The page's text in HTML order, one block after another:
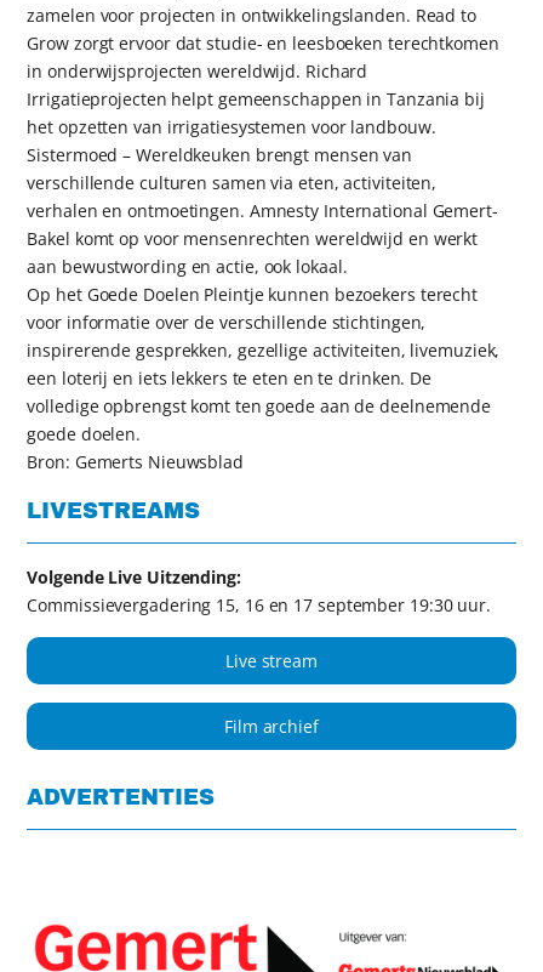
zamelen voor projecten in ontwikkelingslanden. Read to
Grow zorgt ervoor dat studie- en leesboeken terechtkomen
in onderwijsprojecten wereldwijd. Richard
Irrigatieprojecten helpt gemeenschappen in Tanzania bij
het opzetten van irrigatiesystemen voor landbouw.
Sistermoed – Wereldkeuken brengt mensen van
verschillende culturen samen via eten, activiteiten,
verhalen en ontmoetingen. Amnesty International Gemert-
Bakel komt op voor mensenrechten wereldwijd en werkt
aan bewustwording en actie, ook lokaal.
Op het Goede Doelen Pleintje kunnen bezoekers terecht
voor informatie over de verschillende stichtingen,
inspirerende gesprekken, gezellige activiteiten, livemuziek,
een loterij en iets lekkers te eten en te drinken. De
volledige opbrengst komt ten goede aan de deelnemende
goede doelen.
Bron: Gemerts Nieuwsblad
LIVESTREAMS
Volgende Live Uitzending:
Commissievergadering 15, 16 en 17 september 19:30 uur.
Live stream
Film archief
ADVERTENTIES